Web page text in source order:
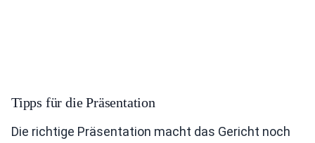
Tipps für die Präsentation
Die richtige Präsentation macht das Gericht noch